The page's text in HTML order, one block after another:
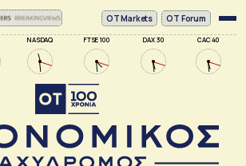
NASDAQ FTSE 100 DAX 30 CAC 40
ΟΤ Markets OT Forum